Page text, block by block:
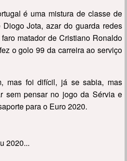
é uma mistura de classe de
Jota, azar do guarda redes
matador de Cristiano Ronaldo
o golo 99 da carreira ao serviço
mas foi difícil, já se sabia, mas
sem pensar no jogo da Sérvia e
para o Euro 2020.
2020...